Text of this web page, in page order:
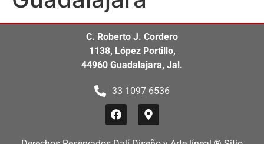
C. Roberto J. Cordero
1138, López Portillo,
44960 Guadalajara, Jal.
33 1097 6536